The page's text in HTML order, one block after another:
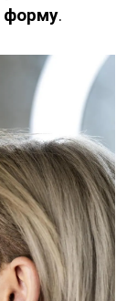
форму.